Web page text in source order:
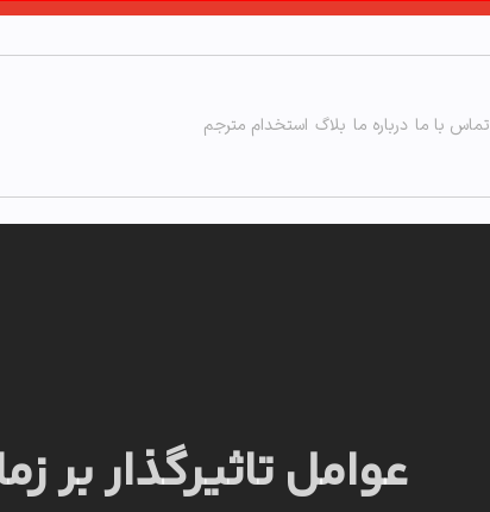
تماس با ما درباره ما بلاگ استخدام مترجم
عوامل تاثیرگذار بر